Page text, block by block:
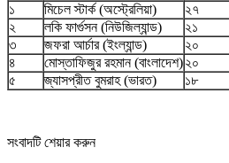
১
মিচেল স্টার্ক (অস্ট্রেলিয়া) ২৭
২
লকি ফার্গুসন (নিউজিল্যান্ড) ২১
৩
জফরা আর্চার (ইংল্যান্ড) ২০
৪
মোস্তাফিজুর রহমান (বাংলাদেশ)২০
৫
জ্যাসপ্রীত বুমরাহ (ভারত) ১৮
সংবাদটি শেয়ার করুন